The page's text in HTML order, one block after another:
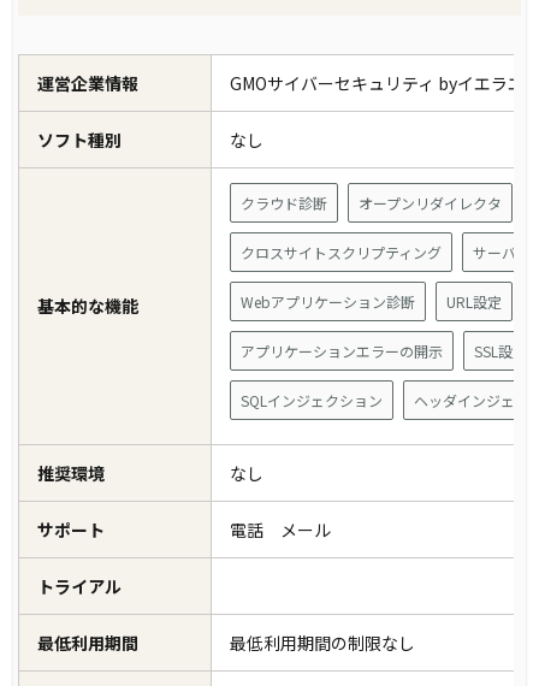
運営企業情報 GMOサイバーセキュリティ byイエラエ
ソフト種別 なし
基本的な機能
クラウド診断 オープンリダイレクタ
クロスサイトスクリプティング サーバ設
Webアプリケーション診断 URL設定
アプリケーションエラーの開示 SSL設定
SQLインジェクション ヘッダインジェク
推奨環境 なし
サポート 電話 メール
トライアル
最低利用期間 最低利用期間の制限なし